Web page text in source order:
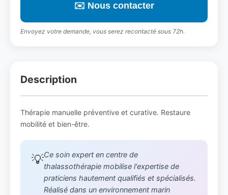
✉️ Nous contacter
Envoyez votre demande, vous serez recontacté sous 72h.
Description
Thérapie manuelle préventive et curative. Restaure
mobilité et bien-être.
💡Ce soin expert en centre de
thalassothérapie mobilise l'expertise de
praticiens hautement qualifiés et spécialisés.
Réalisé dans un environnement marin